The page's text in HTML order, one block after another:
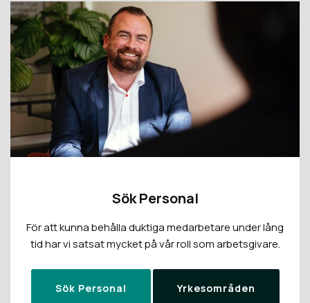
Sök Personal
För att kunna behålla duktiga medarbetare under lång
tid har vi satsat mycket på vår roll som arbetsgivare.
Sök Personal Yrkesområden